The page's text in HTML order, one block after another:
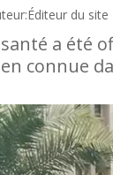
du
a été
connue